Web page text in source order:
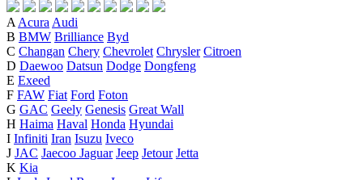
A Acura Audi
B BMW Brilliance Byd
C Changan Chery Chevrolet Chrysler Citroen
D Daewoo Datsun Dodge Dongfeng
E Exeed
F FAW Fiat Ford Foton
G GAC Geely Genesis Great Wall
H Haima Haval Honda Hyundai
I Infiniti Iran Isuzu Iveco
J JAC Jaecoo Jaguar Jeep Jetour Jetta
K Kia